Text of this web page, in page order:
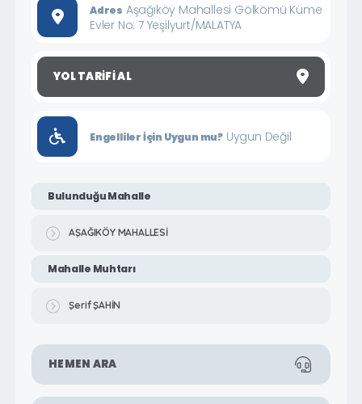
Adres Aşağıköy Mahallesi Gölkömü Küme
Evler No: 7 Yeşilyurt/MALATYA
YOL TARIFI AL
Engelliler İçin Uygun mu? Uygun Değil
Bulunduğu Mahalle
AŞAĞIKÖY MAHALLESİ
Mahalle Muhtarı
Şerif ŞAHİN
HEMEN ARA